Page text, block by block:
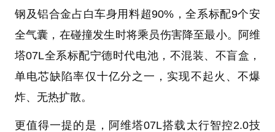
钢及铝合金占白车身用料超90%，全系标配9个安
全气囊，在碰撞发生时将乘员伤害降至最小。阿维
塔07L全系标配宁德时代电池，不混装、不盲盒，
单电芯缺陷率仅十亿分之一，实现不起火、不爆
炸、无热扩散。
更值得一提的是，阿维塔07L搭载太行智控2.0技